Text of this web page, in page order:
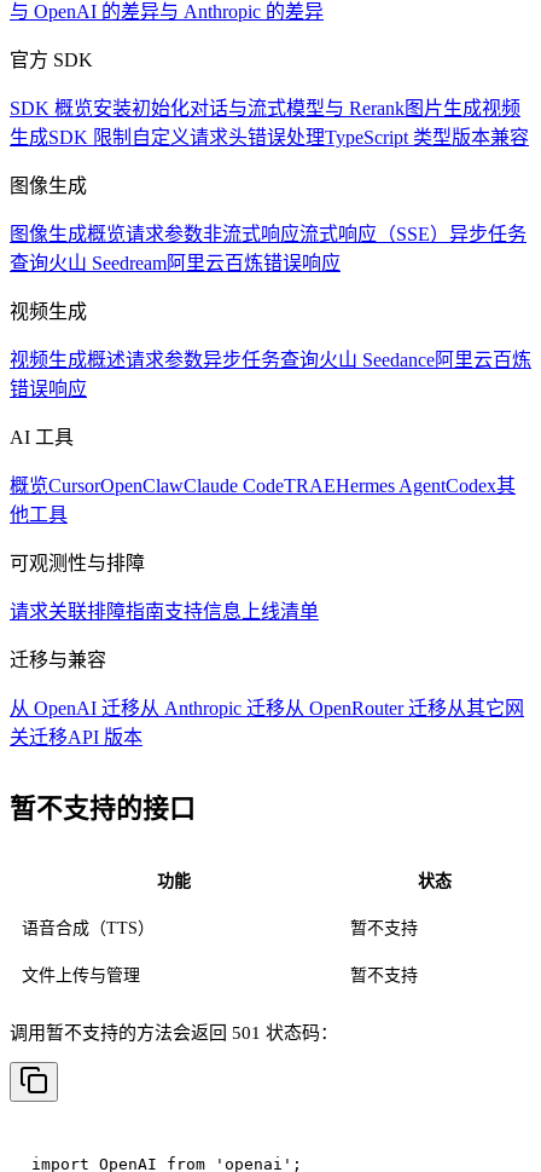
与 OpenAI 的差异与 Anthropic 的差异
官方 SDK
SDK 概览安装初始化对话与流式模型与 Rerank图片生成视频
生成SDK 限制 自定义请求头错误处理TypeScript 类型版本兼容
图像生成
图像生成概览请求参数非流式响应流式响应（SSE） 异步任务
查询火山 Seedream阿里云百炼错误响应
视频生成
视频生成概述请求参数异步任务查询火山 Seedance阿里云百炼
错误响应
AI 工具
概览CursorOpenClawClaude CodeTRAEHermes AgentCodex其
他工具
可观测性与排障
请求关联排障指南支持信息 上线清单
迁移与兼容
从 OpenAI 迁移从 Anthropic 迁移从 OpenRouter 迁移从其它网
关迁移API 版本
暂不支持的接口
功能 状态
语音合成（TTS） 暂不支持
文件上传与管理 暂不支持
调用暂不支持的方法会返回 501 状态码：
import OpenAI from 'openai';